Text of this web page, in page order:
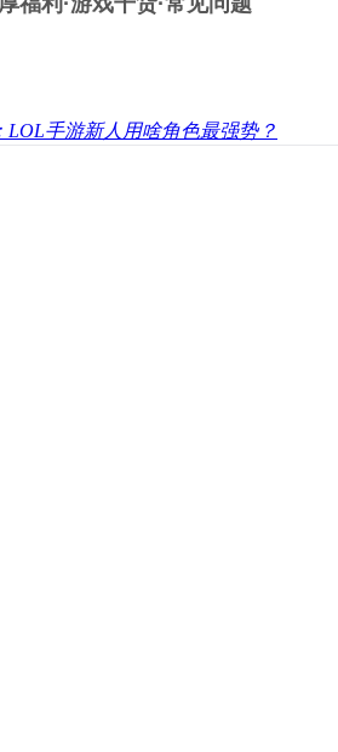
LOL手游新人用啥角色最强势？